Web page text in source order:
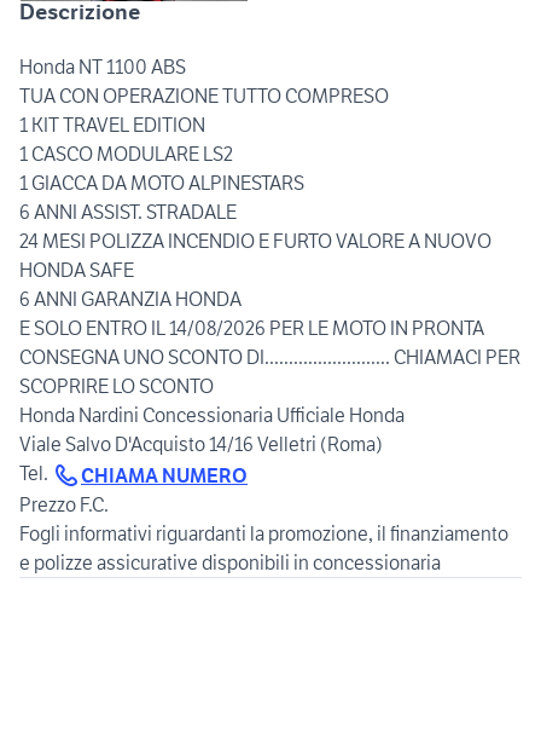
Descrizione
Honda NT 1100 ABS
TUA CON OPERAZIONE TUTTO COMPRESO
1 KIT TRAVEL EDITION
1 CASCO MODULARE LS2
1 GIACCA DA MOTO ALPINESTARS
6 ANNI ASSIST. STRADALE
24 MESI POLIZZA INCENDIO E FURTO VALORE A NUOVO
HONDA SAFE
6 ANNI GARANZIA HONDA
E SOLO ENTRO IL 14/08/2026 PER LE MOTO IN PRONTA
CONSEGNA UNO SCONTO DI.......................... CHIAMACI PER
SCOPRIRE LO SCONTO
Honda Nardini Concessionaria Ufficiale Honda
Viale Salvo D'Acquisto 14/16 Velletri (Roma)
Tel.
CHIAMA NUMERO
Prezzo F.C.
Fogli informativi riguardanti la promozione, il finanziamento